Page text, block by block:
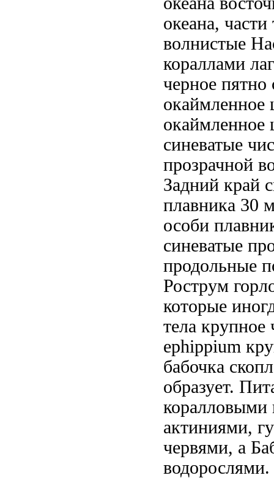
океана, части
волнистые
кораллами
черное пятно
окаймленное
окаймленное
синеватые
прозрачной
Задний край
плавника 30
особи
синеватые
продольные
Рострум
которые
тела крупное
ephippium
бабочка
образует.
актиниями,
червями, а
водорослями.